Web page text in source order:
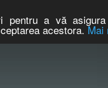
pentru a vă
acestora.Mai